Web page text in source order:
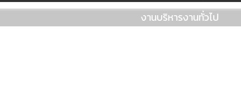
งานบริหารงานทั่วไป